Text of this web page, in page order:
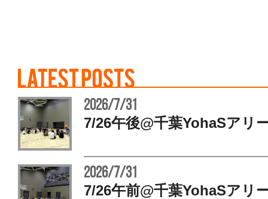
2026/7/31
7/26午後@千葉YohaSア
2026/7/31
7/26午前@千葉YohaSア